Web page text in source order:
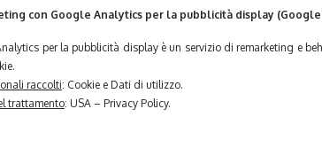
con Google Analytics per la pubblicità display (Google
per la pubblicità display è un servizio di remarketing e
raccolti: Cookie e Dati di utilizzo.
trattamento: USA – Privacy Policy.